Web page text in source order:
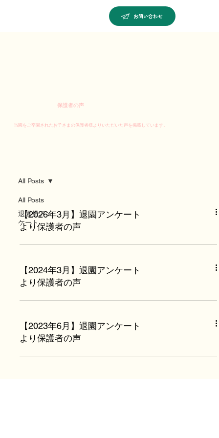
お問い合わせ
保護者の声
当園をご卒園されたお子さまの保護者様よりいただいた声を掲載しています。
All Posts
退園児アン
ケート
All Posts
【2026年3月】退園アンケート
より保護者の声
【2024年3月】退園アンケート
より保護者の声
【2023年6月】退園アンケート
より保護者の声